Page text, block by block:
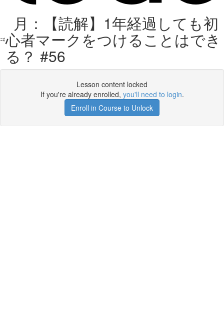
月：【読解】1年経過しても初
心者マークをつけることはでき
る？ #56
Lesson content locked
If you're already enrolled, you'll need to login.
Enroll in Course to Unlock